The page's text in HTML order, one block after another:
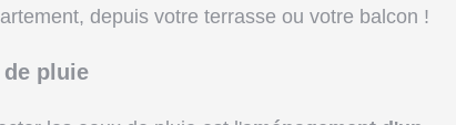
depuis votre terrasse ou votre balcon !
pluie